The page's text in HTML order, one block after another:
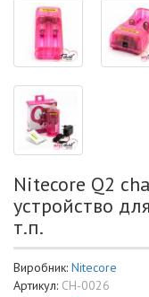
Nitecore Q2
устройство
т.п.
Виробник: Nitecore
Артикул: CH-0026